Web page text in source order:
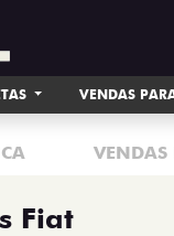
VENDAS
VENDAS
Fiat